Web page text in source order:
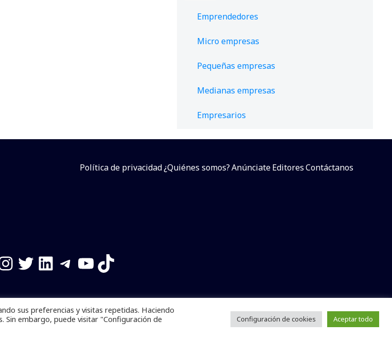
Emprendedores
Micro empresas
Pequeñas empresas
Medianas empresas
Empresarios
Política de privacidad¿Quiénes somos?AnúnciateEditoresContáctanos
Twitter
LinkedIn
Telegram
YouTube
TikTok
prohibe el uso de la información total o parcial sin dar referencia a la fuente.
poryalla ya!
sus preferencias y visitas repetidas. Haciendo
Sin embargo, puede visitar "Configuración de
Configuración de cookies Aceptar todo